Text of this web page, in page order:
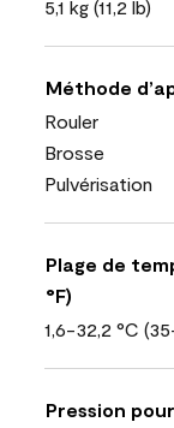
5,1 kg (11,2 lb)
Méthode
Rouler
Brosse
Pulvérisation
Plage de
°F)
1,6-32,2 °C
Pression